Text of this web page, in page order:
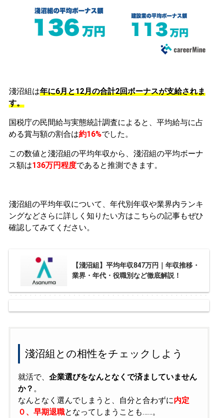
淺沼組は年に6月と12月の合計2回ボーナスが支給されま
す。
国税庁の民間給与実態統計調査によると、平均給与に占
める賞与額の割合は約16%でした。
この数値と淺沼組の平均年収から、淺沼組の平均ボーナ
ス額は136万円程度であると推測できます。
淺沼組の平均年収について、年代別年収や業界内ランキ
ングなどさらに詳しく知りたい方はこちらの記事もぜひ
確認してみてください。
【淺沼組】平均年収847万円｜年収推移・
業界・年代・役職別など徹底解説！
淺沼組との相性をチェックしよう
就活で、 企業選びをなんとなくで済ましていません
か？ 。
なんとなく選んでしまうと、自分と合わずに内定
０、早期退職となってしまうことも……。